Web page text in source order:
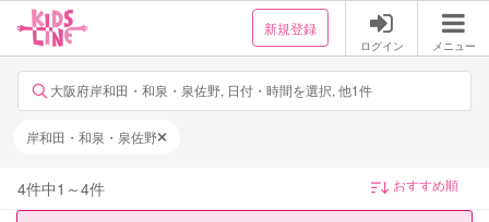
新規登録
ログイン メニュー
大阪府岸和田・和泉・泉佐野, 日付・時間を選択, 他1件
岸和田・和泉・泉佐野
4件中1 ～4件